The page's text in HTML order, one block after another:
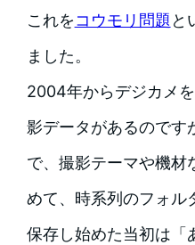
これをコウモリ問題 と
ました。
2004年からデジカメ
影データがあるのです
で、撮影テーマや機材
めて、時系列のフォル
保存し始めた当初は「